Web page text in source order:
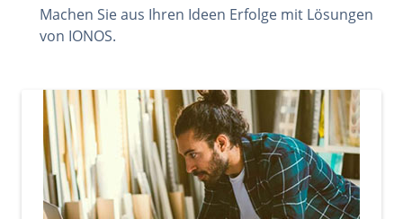
Machen Sie aus Ihren Ideen Erfolge mit Lösungen
von IONOS.